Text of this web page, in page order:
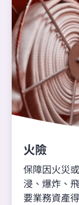
火險
保障因火災
浸、爆炸、
要業務資產